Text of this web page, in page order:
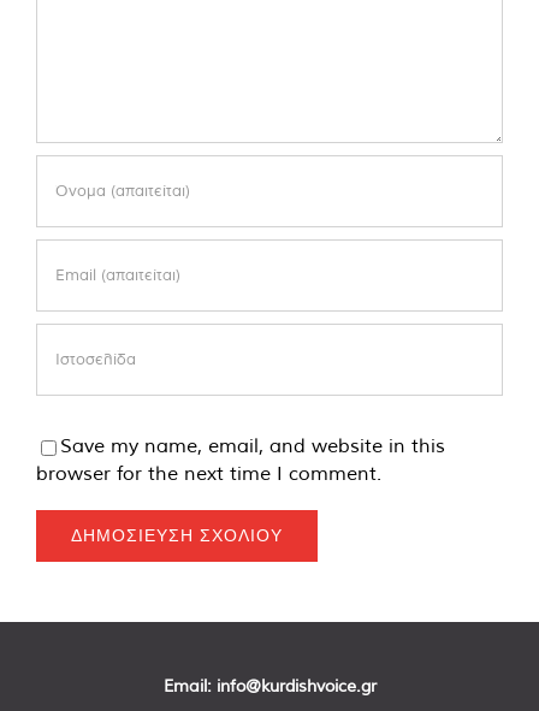
Save my name, email, and website in this
browser for the next time I comment.
Email: info@kurdishvoice.gr